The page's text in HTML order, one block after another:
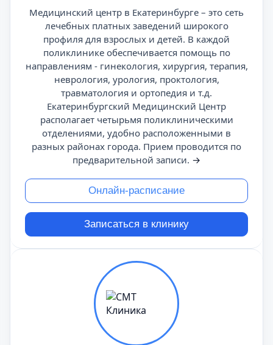
Медицинский центр в Екатеринбурге – это сеть
лечебных платных заведений широкого
профиля для взрослых и детей. В каждой
поликлинике обеспечивается помощь по
направлениям - гинекология, хирургия, терапия,
неврология, урология, проктология,
травматология и ортопедия и т.д.
Екатеринбургский Медицинский Центр
располагает четырьмя поликлиническими
отделениями, удобно расположенными в
разных районах города. Прием проводится по
предварительной записи. →
Онлайн-расписание
Записаться в клинику